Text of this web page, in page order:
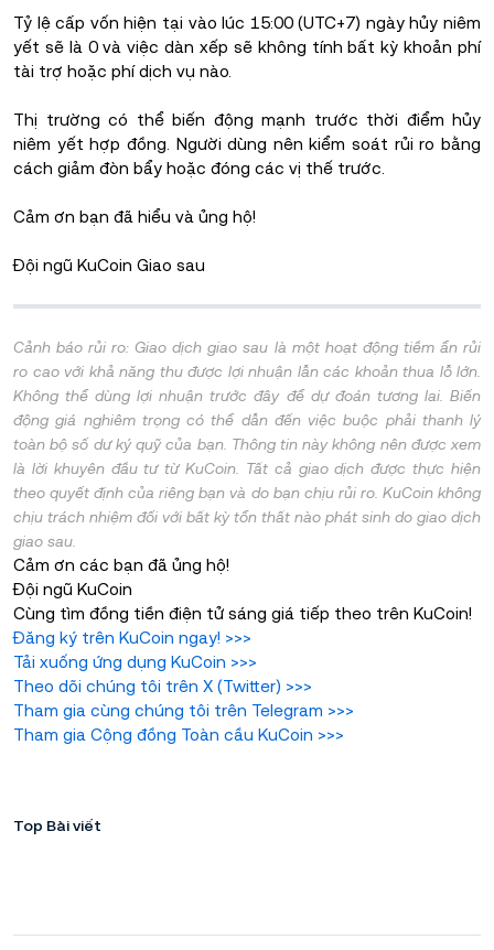
Tỷ lệ cấp vốn hiện tại vào lúc 15:00 (UTC+7) ngày hủy niêm
yết sẽ là 0 và việc dàn xếp sẽ không tính bất kỳ khoản phí
tài trợ hoặc phí dịch vụ nào.
Thị trường có thể biến động mạnh trước thời điểm hủy
niêm yết hợp đồng. Người dùng nên kiểm soát rủi ro bằng
cách giảm đòn bẩy hoặc đóng các vị thế trước.
Cảm ơn bạn đã hiểu và ủng hộ!
Đội ngũ KuCoin Giao sau
Cảnh báo rủi ro: Giao dịch giao sau là một hoạt động tiềm ẩn rủi
ro cao với khả năng thu được lợi nhuận lẫn các khoản thua lỗ lớn.
Không thể dùng lợi nhuận trước đây để dự đoán tương lai. Biến
động giá nghiêm trọng có thể dẫn đến việc buộc phải thanh lý
toàn bộ số dư ký quỹ của bạn. Thông tin này không nên được xem
là lời khuyên đầu tư từ KuCoin. Tất cả giao dịch được thực hiện
theo quyết định của riêng bạn và do bạn chịu rủi ro. KuCoin không
chịu trách nhiệm đối với bất kỳ tổn thất nào phát sinh do giao dịch
giao sau.
Cảm ơn các bạn đã ủng hộ!
Đội ngũ KuCoin
Cùng tìm đồng tiền điện tử sáng giá tiếp theo trên KuCoin!
Đăng ký trên KuCoin ngay! >>>
Tải xuống ứng dụng KuCoin >>>
Theo dõi chúng tôi trên X (Twitter) >>>
Tham gia cùng chúng tôi trên Telegram >>>
Tham gia Cộng đồng Toàn cầu KuCoin >>>
Top Bài viết